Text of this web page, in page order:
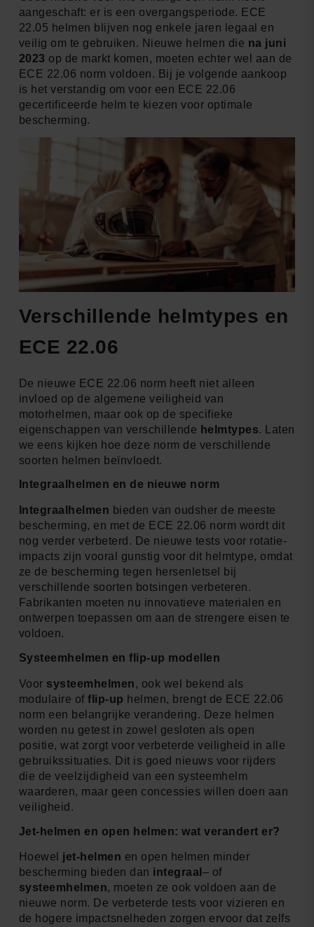
aangeschaft: er is een overgangsperiode. ECE
22.05 helmen blijven nog enkele jaren legaal en
veilig om te gebruiken. Nieuwe helmen die na juni
2023 op de markt komen, moeten echter wel aan de
ECE 22.06 norm voldoen. Bij je volgende aankoop
is het verstandig om voor een ECE 22.06
gecertificeerde helm te kiezen voor optimale
bescherming.
Verschillende helmtypes en
ECE 22.06
De nieuwe ECE 22.06 norm heeft niet alleen
invloed op de algemene veiligheid van
motorhelmen, maar ook op de specifieke
eigenschappen van verschillende helmtypes. Laten
we eens kijken hoe deze norm de verschillende
soorten helmen beïnvloedt.
Integraalhelmen en de nieuwe norm
Integraalhelmen bieden van oudsher de meeste
bescherming, en met de ECE 22.06 norm wordt dit
nog verder verbeterd. De nieuwe tests voor rotatie-
impacts zijn vooral gunstig voor dit helmtype, omdat
ze de bescherming tegen hersenletsel bij
verschillende soorten botsingen verbeteren.
Fabrikanten moeten nu innovatieve materialen en
ontwerpen toepassen om aan de strengere eisen te
voldoen.
Systeemhelmen en flip-up modellen
Voor systeemhelmen, ook wel bekend als
modulaire offlip-up helmen, brengt de ECE 22.06
norm een belangrijke verandering. Deze helmen
worden nu getest in zowel gesloten als open
positie, wat zorgt voor verbeterde veiligheid in alle
gebruikssituaties. Dit is goed nieuws voor rijders
die de veelzijdigheid van een systeemhelm
waarderen, maar geen concessies willen doen aan
veiligheid.
Jet-helmen en open helmen: wat verandert er?
Hoewel jet-helmen en open helmen minder
bescherming bieden dan integraal – of
systeemhelmen, moeten ze ook voldoen aan de
nieuwe norm. De verbeterde tests voor vizieren en
de hogere impactsnelheden zorgen ervoor dat zelfs